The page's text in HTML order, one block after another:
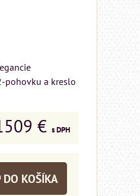
pohovku a kreslo
€ s DPH
DO KOŠÍKA